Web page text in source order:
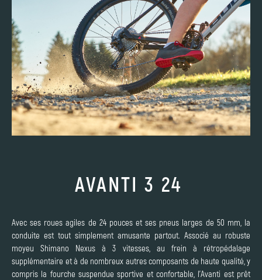
AVANTI 3 24
Avec ses roues agiles de 24 pouces et ses pneus larges de 50 mm, la
conduite est tout simplement amusante partout. Associé au robuste
moyeu Shimano Nexus à 3 vitesses, au frein à rétropédalage
supplémentaire et à de nombreux autres composants de haute qualité, y
compris la fourche suspendue sportive et confortable, l'Avanti est prêt